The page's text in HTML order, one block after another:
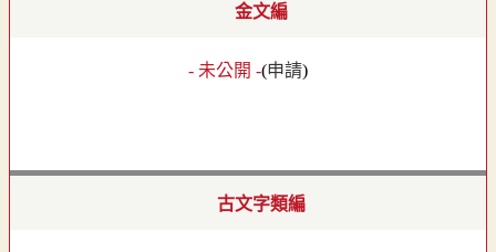
金文編
- 未公開 -(申請)
古文字類編